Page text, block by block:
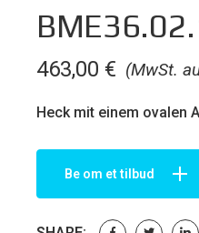
(MwSt.
463,00 €
Heck mit einem ovalen
Be om et tilbud